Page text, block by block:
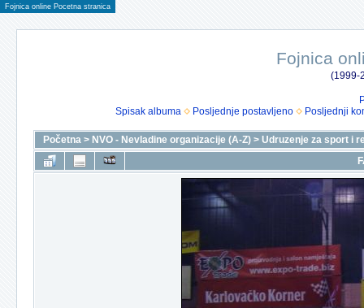
Fojnica online Pocetna stranica
Fojnica
(1999-
Spisak albuma
Posljednje postavljeno Posljednji
Početna > NVO - Nevladine organizacije (A-Z) > Udruzenje za sport i